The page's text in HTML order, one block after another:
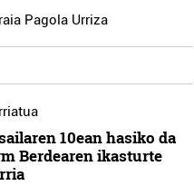
Pagola Urriza
10ean hasiko da
Berdearen ikasturte